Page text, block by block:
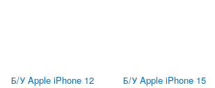
Б/У Apple iPhone 12
Б/У Apple iPhone 15